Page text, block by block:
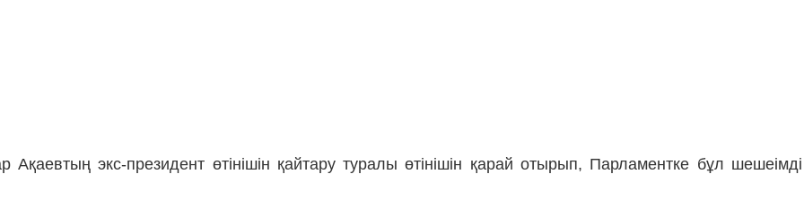
Ақаевтың экс-президент өтінішін қайтару туралы өтінішін қарай отырып, Парламентке бұл шешеімді